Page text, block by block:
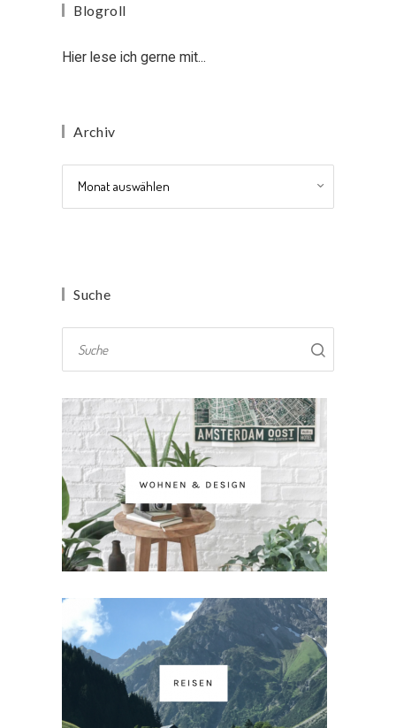
Blogroll
Hier lese ich gerne mit...
Archiv
Suche